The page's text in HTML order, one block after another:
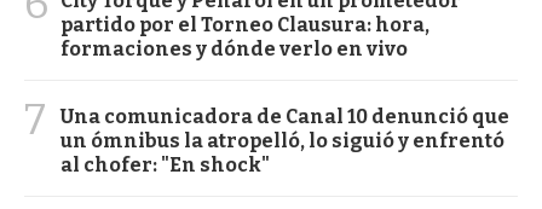
partido por el Torneo Clausura: hora,
formaciones y dónde verlo en vivo
7
Una comunicadora de Canal 10 denunció que
un ómnibus la atropelló, lo siguió y enfrentó
al chofer: "En shock"